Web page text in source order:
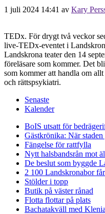
1 juli 2024 14:41 av Kary
TEDx. För drygt två veckor
live-TEDx-eventet i
Landskrona teater den 14
föreläsare som kommer. Det
som kommer att handla om
och rättspsykiatri.
Senaste
Kalender
BoIS utsatt för
Gästkrönika: När
Fängelse för rattfylla
Nytt halsbandsrån mot
De beslut som byggde
2 100 Landskronabor
Stölder i topp
Butik på väster rånad
Flotta flottar på plats
Bachatakväll med